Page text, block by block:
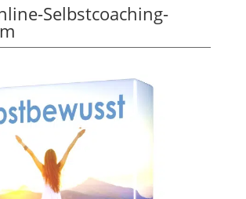
Selbstcoaching-